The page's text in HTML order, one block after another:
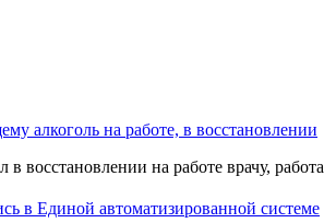
алкоголь на работе, в восстановлении
в восстановлении на работе врачу,
в Единой автоматизированной системе